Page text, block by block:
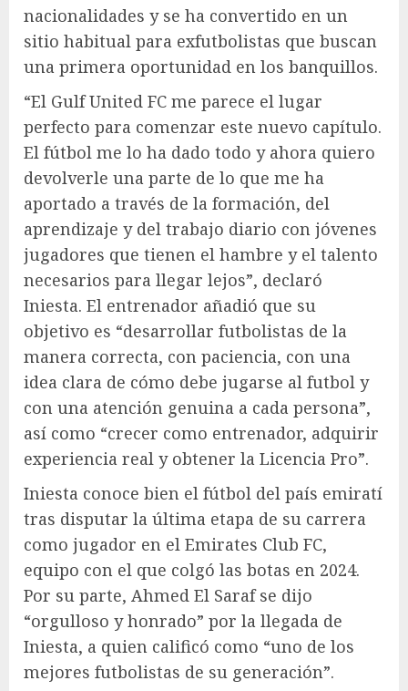
nacionalidades y se ha convertido en un
sitio habitual para exfutbolistas que buscan
una primera oportunidad en los banquillos.
“El Gulf United FC me parece el lugar
perfecto para comenzar este nuevo capítulo.
El fútbol me lo ha dado todo y ahora quiero
devolverle una parte de lo que me ha
aportado a través de la formación, del
aprendizaje y del trabajo diario con jóvenes
jugadores que tienen el hambre y el talento
necesarios para llegar lejos”, declaró
Iniesta. El entrenador añadió que su
objetivo es “desarrollar futbolistas de la
manera correcta, con paciencia, con una
idea clara de cómo debe jugarse al futbol y
con una atención genuina a cada persona”,
así como “crecer como entrenador, adquirir
experiencia real y obtener la Licencia Pro”.
Iniesta conoce bien el fútbol del país emiratí
tras disputar la última etapa de su carrera
como jugador en el Emirates Club FC,
equipo con el que colgó las botas en 2024.
Por su parte, Ahmed El Saraf se dijo
“orgulloso y honrado” por la llegada de
Iniesta, a quien calificó como “uno de los
mejores futbolistas de su generación”.